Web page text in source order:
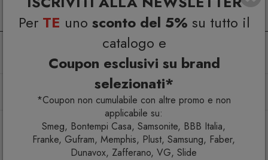
Per TE uno sconto del 5% su tutto il
catalogo e
Coupon esclusivi su brand
selezionati*
*Coupon non cumulabile con altre promo e non
applicabile su:
Smeg, Bontempi Casa, Samsonite, BBB Italia,
Franke, Gufram, Memphis, Plust, Samsung, Faber,
Dunavox, Zafferano, VG, Slide
Arredo interno
Mobili contenitori
Memphis Milano Amazon Mobile contenitore